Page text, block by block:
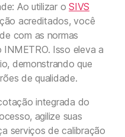
Ao utilizar oSIVS
acreditados, você
com as normas
INMETRO. Isso eleva a
demonstrando que
de qualidade.
integrada do
agilize suas
serviços de calibração